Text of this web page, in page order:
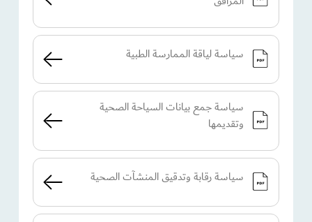
سياسة لياقة الممارسة الطبية​
سياسة جمع بيانات السياحة الصحية
وتقديمها
سياسة رقابة وتدقيق المنشآت الصحية